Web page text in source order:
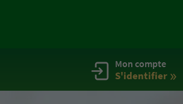
Mon compte
S'identifier